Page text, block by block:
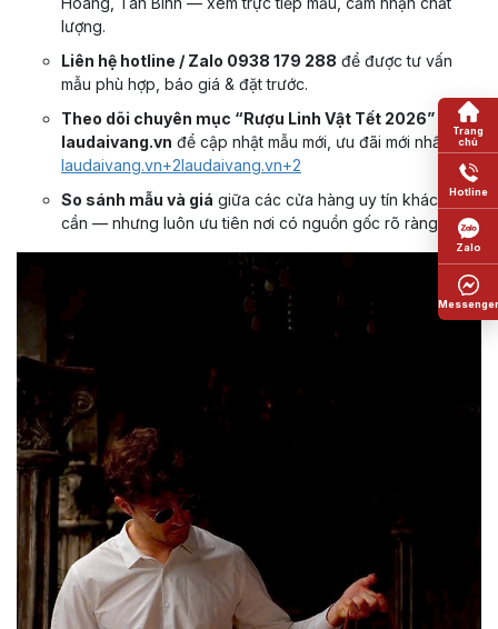
lượng.
Liên hệ hotline / Zalo 0938 179 288 để được tư vấn
mẫu phù hợp, báo giá & đặt trước.
Theo dõi chuyên mục “Rượu Linh Vật Tết 2026” trên
laudaivang.vn để cập nhật mẫu mới, ưu đãi mới nhất.
laudaivang.vn+2laudaivang.vn+2
So sánh mẫu và giá giữa các cửa hàng uy tín khác nếu
cần — nhưng luôn ưu tiên nơi có nguồn gốc rõ ràng